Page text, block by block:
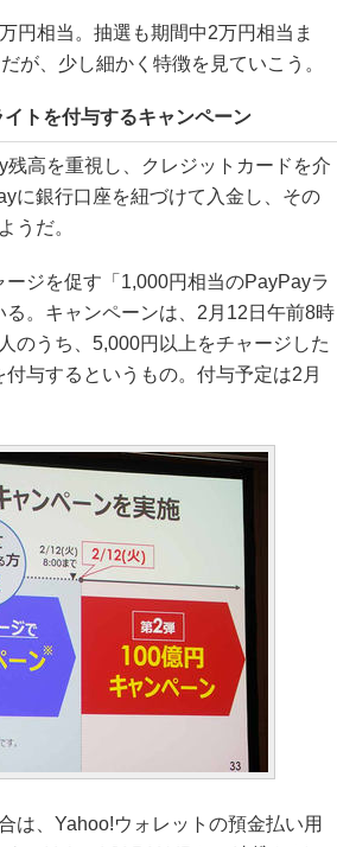
円相当。抽選も期間中2万円相当ま
が、少し細かく特徴を見ていこう。
トを付与するキャンペーン
高を重視し、クレジットカードを介
に銀行口座を紐づけて入金し、その
うだ。
ジを促す「1,000円相当のPayPayラ
。キャンペーンは、2月12日午前8時
のうち、5,000円以上をチャージした
与するというもの。付与予定は2月
は、Yahoo!ウォレットの預金払い用